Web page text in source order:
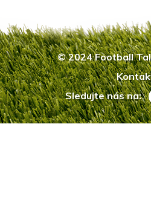
© 2024 Football
Sledujte nás na: